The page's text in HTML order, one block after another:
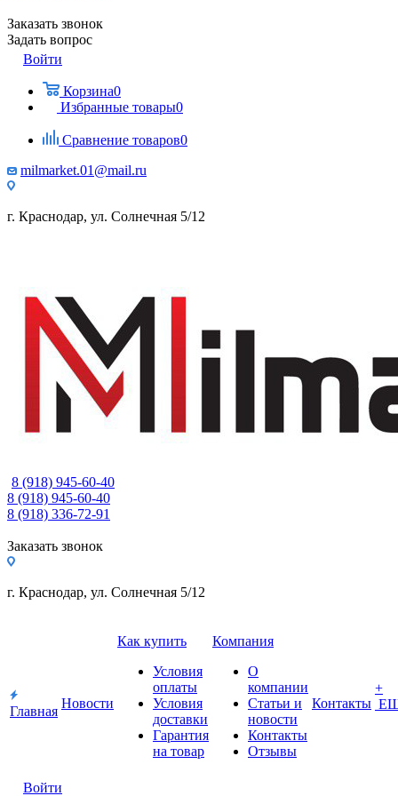
Заказать звонок
Задать вопрос
Войти
Корзина0
Избранные товары0
Сравнение товаров0
milmarket.01@mail.ru
г. Краснодар, ул. Солнечная 5/12
8 (918) 945-60-40
8 (918) 945-60-40
8 (918) 336-72-91
Заказать звонок
г. Краснодар, ул. Солнечная 5/12
Главная
Новости
Как купить
Условия
оплаты
Условия
доставки
Гарантия
на товар
Компания
О
компании
Статьи и
новости
Контакты
Отзывы
Контакты
+
Войти